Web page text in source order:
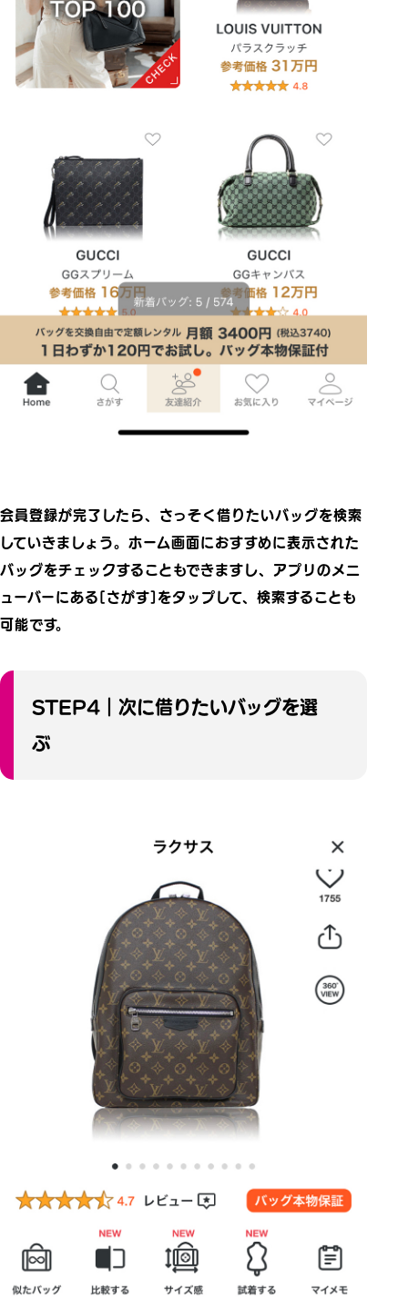
会員登録が完了したら、さっそく借りたいバッグを検索
していきましょう。ホーム画面におすすめに表示された
バッグをチェックすることもできますし、アプリのメニ
ューバーにある[さがす]をタップして、検索することも
可能です。
STEP4｜次に借りたいバッグを選
ぶ